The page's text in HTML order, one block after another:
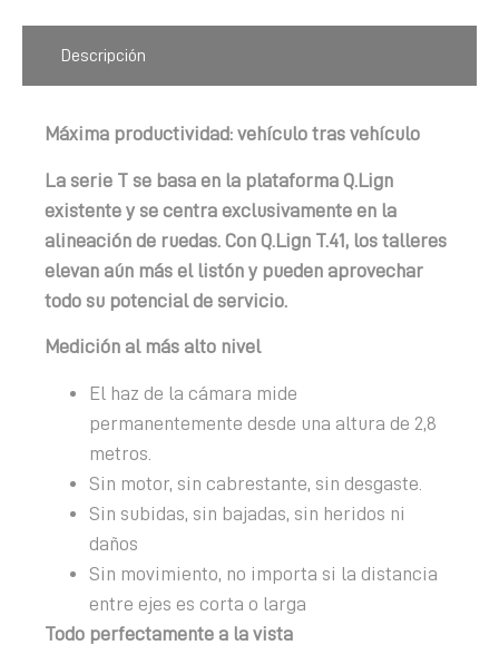
Descripción
Máxima productividad: vehículo tras vehículo
La serie T se basa en la plataforma Q.Lign
existente y se centra exclusivamente en la
alineación de ruedas. Con Q.Lign T.41, los talleres
elevan aún más el listón y pueden aprovechar
todo su potencial de servicio.
Medición al más alto nivel
El haz de la cámara mide
permanentemente desde una altura de 2,8
metros.
Sin motor, sin cabrestante, sin desgaste.
Sin subidas, sin bajadas, sin heridos ni
daños
Sin movimiento, no importa si la distancia
entre ejes es corta o larga
Todo perfectamente a la vista